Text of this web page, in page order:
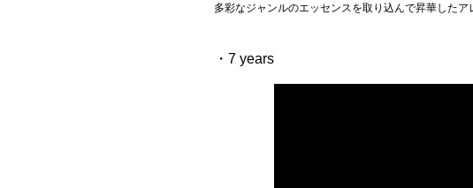
多彩なジャンルのエッセンスを取り込んで昇華したア
・7 years